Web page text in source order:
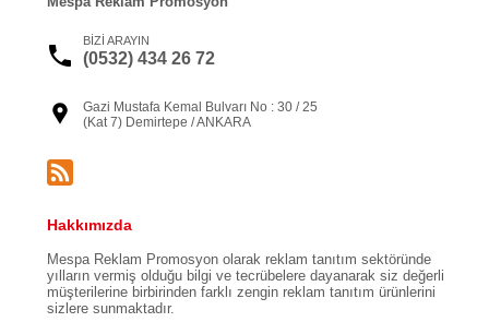
BİZİ ARAYIN
(0532) 434 26 72
Gazi Mustafa Kemal Bulvarı No : 30 / 25
(Kat 7) Demirtepe / ANKARA
Hakkımızda
Mespa Reklam Promosyon olarak reklam tanıtım sektöründe
yılların vermiş olduğu bilgi ve tecrübelere dayanarak siz değerli
müşterilerine birbirinden farklı zengin reklam tanıtım ürünlerini
sizlere sunmaktadır.